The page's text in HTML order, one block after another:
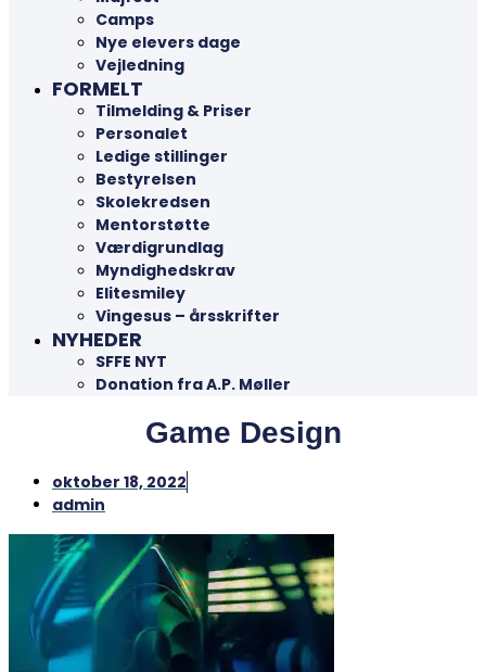
Camps
Nye elevers dage
Vejledning
FORMELT
Tilmelding & Priser
Personalet
Ledige stillinger
Bestyrelsen
Skolekredsen
Mentorstøtte
Værdigrundlag
Myndighedskrav
Elitesmiley
Vingesus – årsskrifter
NYHEDER
SFFE NYT
Donation fra A.P. Møller
Game Design
oktober 18, 2022
admin